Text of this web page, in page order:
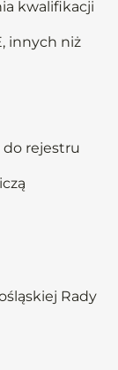
kwalifikacji
innych niż
do rejestru
Rady